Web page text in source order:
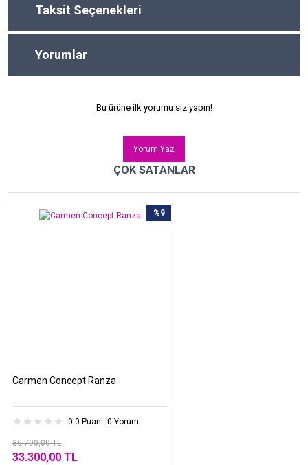
Taksit Seçenekleri
Yorumlar
Bu ürüne ilk yorumu siz yapın!
Yorum Yaz
ÇOK SATANLAR
%9
Carmen Concept Ranza
0.0 Puan - 0 Yorum
36.700,00 TL
33.300,00 TL